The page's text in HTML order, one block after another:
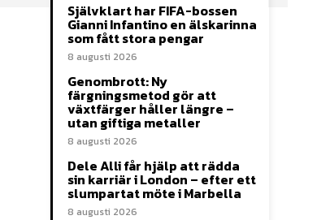
Självklart har FIFA-bossen
Gianni Infantino en älskarinna
som fått stora pengar
8 augusti 2026
Genombrott: Ny
färgningsmetod gör att
växtfärger håller längre –
utan giftiga metaller
8 augusti 2026
Dele Alli får hjälp att rädda
sin karriär i London – efter ett
slumpartat möte i Marbella
8 augusti 2026